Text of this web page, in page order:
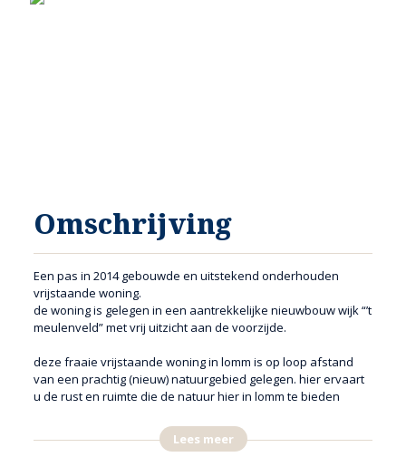
Omschrijving
Een pas in 2014 gebouwde en uitstekend onderhouden
vrijstaande woning.
de woning is gelegen in een aantrekkelijke nieuwbouw wijk “’t
meulenveld” met vrij uitzicht aan de voorzijde.
deze fraaie vrijstaande woning in lomm is op loop afstand
van een prachtig (nieuw) natuurgebied gelegen. hier ervaart
u de rust en ruimte die de natuur hier in lomm te bieden
de woning biedt mogelijkheden om vanuit huis te werken. er
Lees meer